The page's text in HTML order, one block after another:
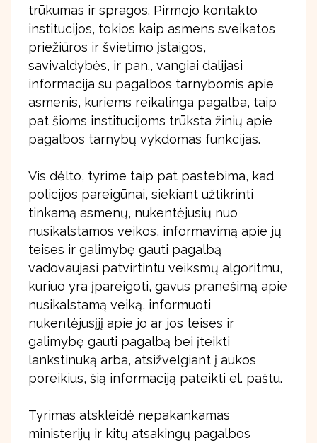
trūkumas ir spragos. Pirmojo kontakto
institucijos, tokios kaip asmens sveikatos
priežiūros ir švietimo įstaigos,
savivaldybės, ir pan., vangiai dalijasi
informacija su pagalbos tarnybomis apie
asmenis, kuriems reikalinga pagalba, taip
pat šioms institucijoms trūksta žinių apie
pagalbos tarnybų vykdomas funkcijas.
Vis dėlto, tyrime taip pat pastebima, kad
policijos pareigūnai, siekiant užtikrinti
tinkamą asmenų, nukentėjusių nuo
nusikalstamos veikos, informavimą apie jų
teises ir galimybę gauti pagalbą
vadovaujasi patvirtintu veiksmų algoritmu,
kuriuo yra įpareigoti, gavus pranešimą apie
nusikalstamą veiką, informuoti
nukentėjusįjį apie jo ar jos teises ir
galimybę gauti pagalbą bei įteikti
lankstinuką arba, atsižvelgiant į aukos
poreikius, šią informaciją pateikti el. paštu.
Tyrimas atskleidė nepakankamas
ministerijų ir kitų atsakingų pagalbos